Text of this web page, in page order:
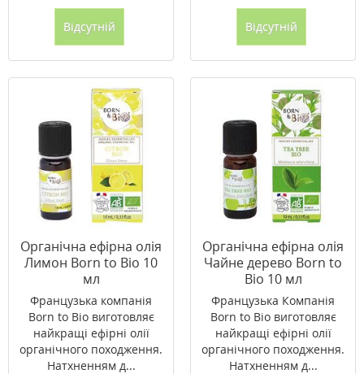
Відсутній Відсутній
Органічна ефірна олія
Лимон Born to Bio 10
мл
Французька компанія
Born to Bio виготовляє
найкращі ефірні олії
органічного походження.
Натхненням д...
Органічна ефірна олія
Чайне дерево Born to
Bio 10 мл
Французька Компанія
Born to Bio виготовляє
найкращі ефірні олії
органічного походження.
Натхненням д...